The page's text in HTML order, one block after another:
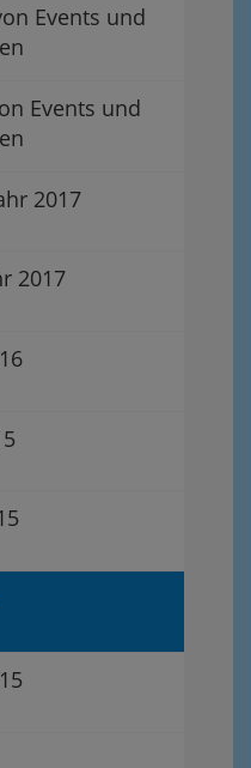
Events und
Events und
2017
2017